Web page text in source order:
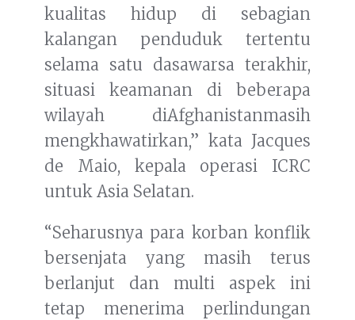
kualitas hidup di sebagian
kalangan penduduk tertentu
selama satu dasawarsa terakhir,
situasi keamanan di beberapa
wilayah diAfghanistanmasih
mengkhawatirkan,” kata Jacques
de Maio, kepala operasi ICRC
untuk Asia Selatan.
“Seharusnya para korban konflik
bersenjata yang masih terus
berlanjut dan multi aspek ini
tetap menerima perlindungan